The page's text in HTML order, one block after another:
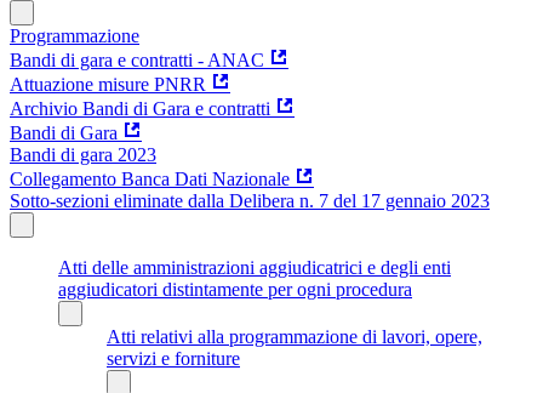
Programmazione
Bandi di gara e contratti - ANAC
Attuazione misure PNRR
Archivio Bandi di Gara e contratti
Bandi di Gara
Bandi di gara 2023
Collegamento Banca Dati Nazionale
Sotto-sezioni eliminate dalla Delibera n. 7 del 17 gennaio 2023
Atti delle amministrazioni aggiudicatrici e degli enti
aggiudicatori distintamente per ogni procedura
Atti relativi alla programmazione di lavori, opere,
servizi e forniture